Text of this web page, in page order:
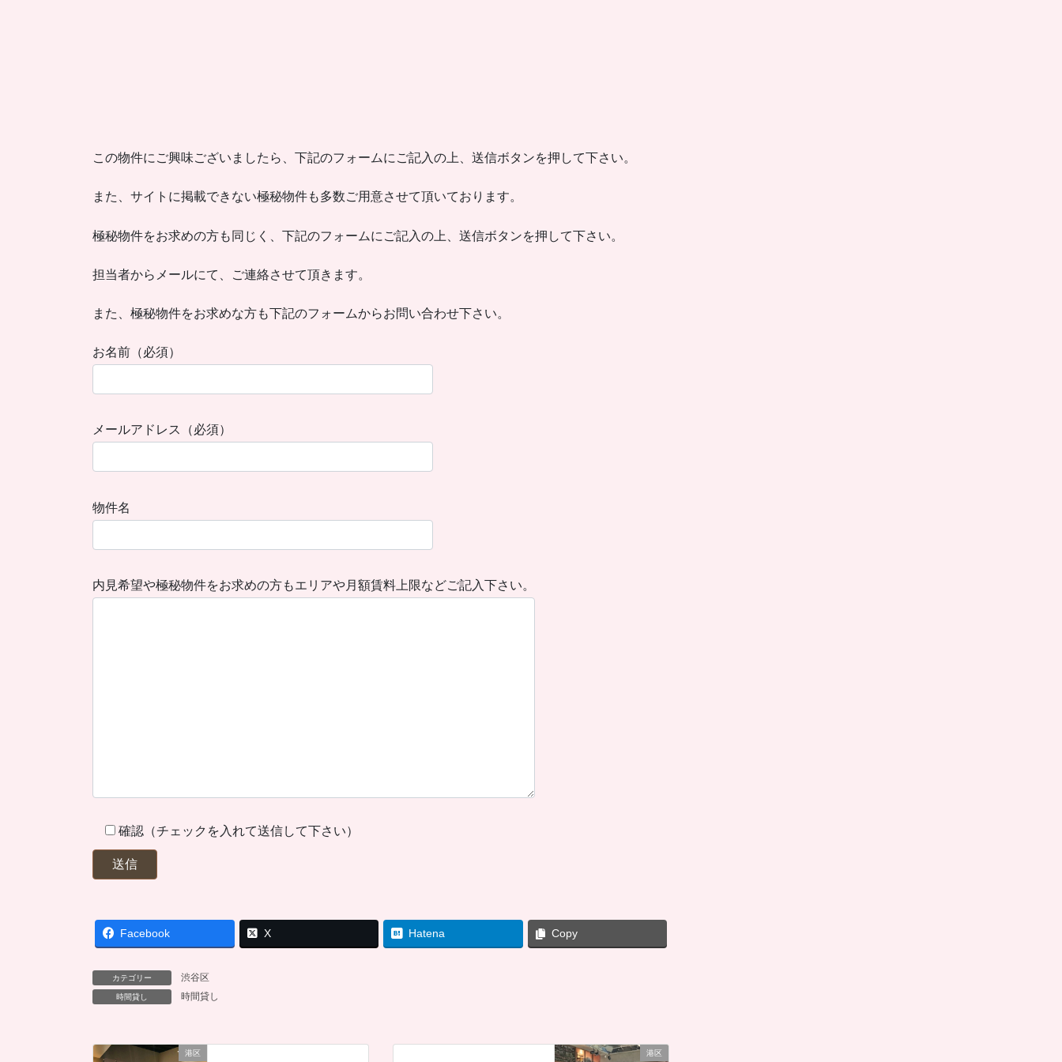
この物件にご興味ございましたら、下記のフォームにご記入の上、送信ボタンを押して下さい。
また、サイトに掲載できない極秘物件も多数ご用意させて頂いております。
極秘物件をお求めの方も同じく、下記のフォームにご記入の上、送信ボタンを押して下さい。
担当者からメールにて、ご連絡させて頂きます。
また、極秘物件をお求めな方も下記のフォームからお問い合わせ下さい。
お名前（必須）
メールアドレス（必須）
物件名
内見希望や極秘物件をお求めの方もエリアや月額賃料上限などご記入下さい。
確認（チェックを入れて送信して下さい）
Facebook X Hatena Copy
カテゴリー 渋谷区
時間貸し 時間貸し
港区 港区